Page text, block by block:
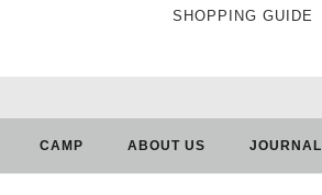
SHOPPING GUIDE
CAMP ABOUT US JOURNAL